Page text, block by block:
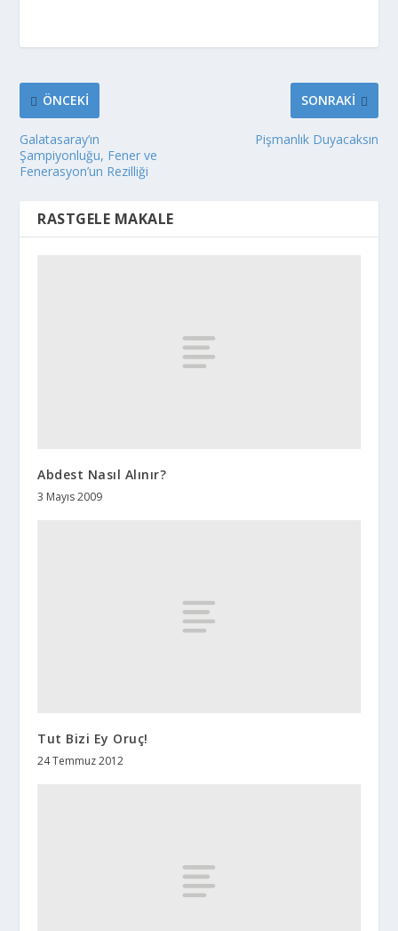
ÖNCEKI
Galatasaray’ın
Şampiyonluğu, Fener ve
Fenerasyon’un Rezilliği
SONRAKI
Pişmanlık Duyacaksın
RASTGELE MAKALE
Abdest Nasıl Alınır?
3 Mayıs 2009
Tut Bizi Ey Oruç!
24 Temmuz 2012